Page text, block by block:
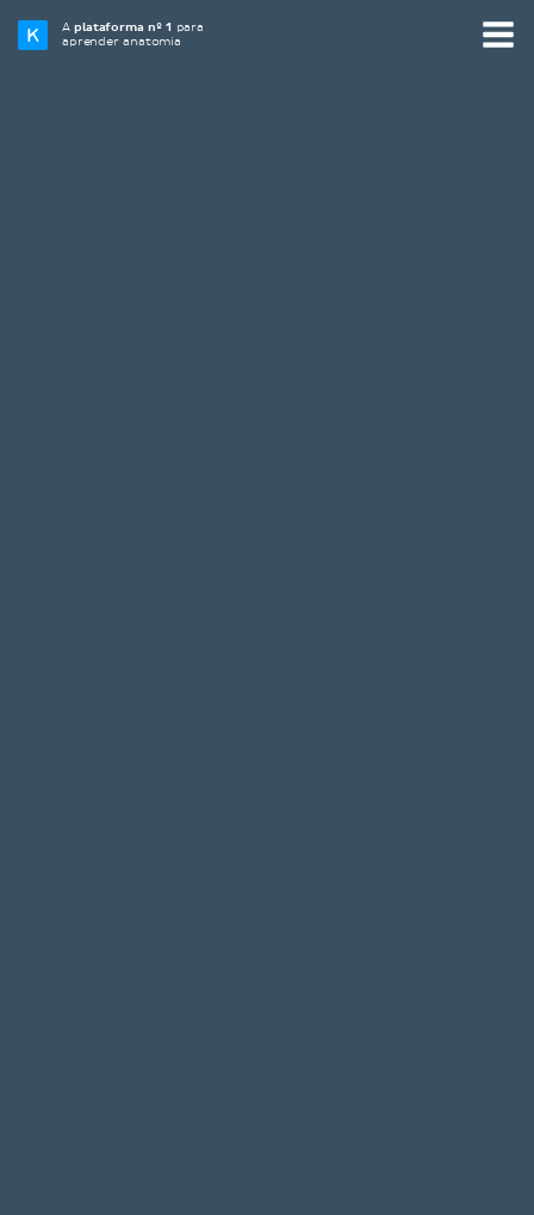
Aplataforma nº 1 para
aprender anatomia